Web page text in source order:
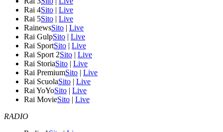
Rai 4Sito | Live
Rai 5Sito | Live
RainewsSito | Live
Rai GulpSito | Live
Rai SportSito | Live
Rai Sport 2Sito | Live
Rai StoriaSito | Live
Rai PremiumSito | Live
Rai ScuolaSito | Live
Rai YoYoSito | Live
Rai MovieSito | Live
RADIO